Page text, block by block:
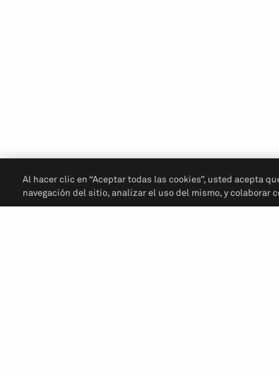
Al hacer clic en “Aceptar todas las cookies”, usted acepta
navegación del sitio, analizar el uso del mismo, y colaborar